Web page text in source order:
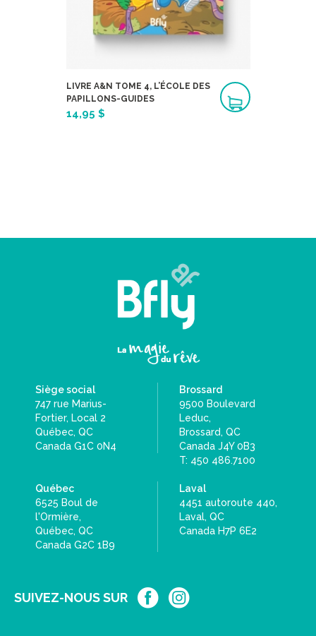
LIVRE A&N TOME 4, L’ÉCOLE DES
PAPILLONS-GUIDES
14,95 $
Siège social
747 rue Marius-
Fortier, Local 2
Québec, QC
Canada G1C 0N4
Brossard
9500 Boulevard
Leduc,
Brossard, QC
Canada J4Y 0B3
T: 450 486.7100
Québec
6525 Boul de
l'Ormière,
Québec, QC
Canada G2C 1B9
Laval
4451 autoroute 440,
Laval, QC
Canada H7P 6E2
SUIVEZ-NOUS SUR